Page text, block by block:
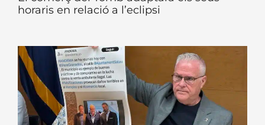
horaris en relació a l’eclipsi